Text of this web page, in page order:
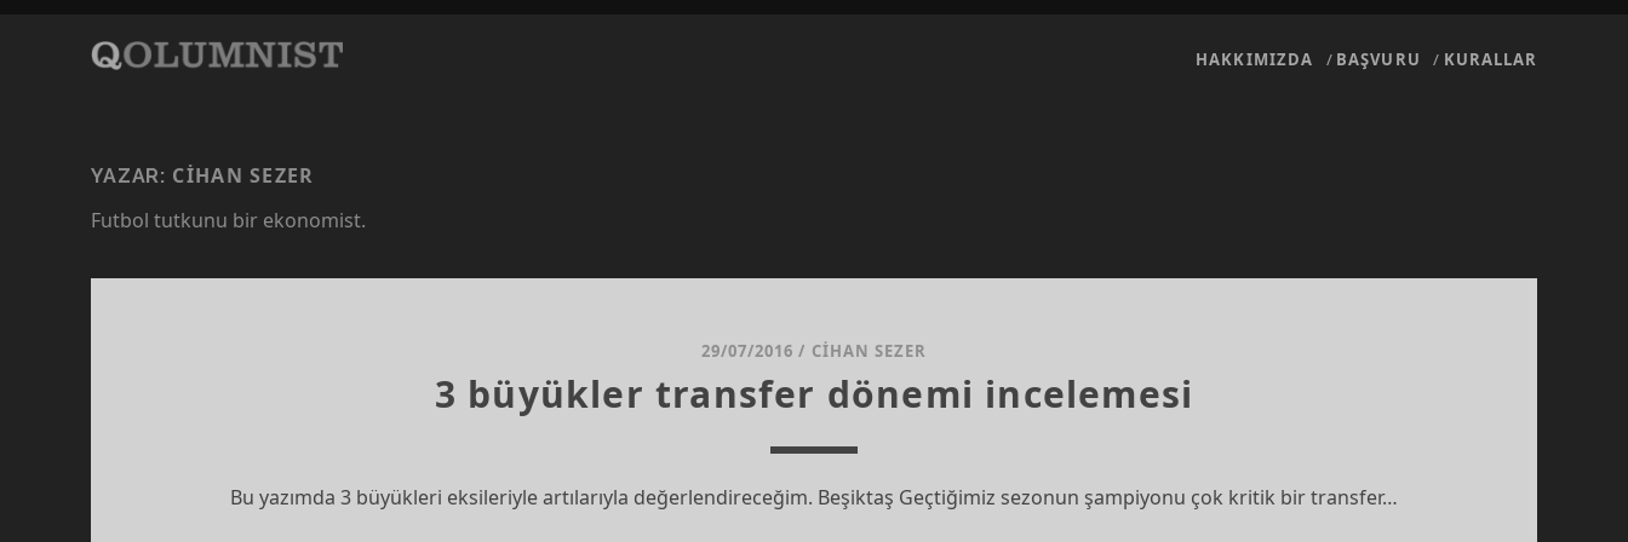
HAKKIMIZDA BAŞVURU KURALLAR
YAZAR: CIHAN SEZER
Futbol tutkunu bir ekonomist.
29/07/2016 / CIHAN SEZER
3 büyükler transfer dönemi incelemesi
Bu yazımda 3 büyükleri eksileriyle artılarıyla değerlendireceğim. Beşiktaş Geçtiğimiz sezonun şampiyonu çok kritik bir transfer…